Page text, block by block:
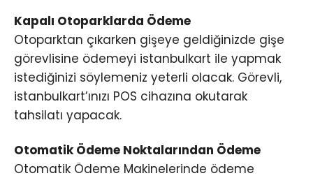
Kapalı Otoparklarda Ödeme
Otoparktan çıkarken gişeye geldiğinizde gişe
görevlisine ödemeyi istanbulkart ile yapmak
istediğinizi söylemeniz yeterli olacak. Görevli,
istanbulkart’ınızı POS cihazına okutarak
tahsilatı yapacak.
Otomatik Ödeme Noktalarından Ödeme
Otomatik Ödeme Makinelerinde ödeme